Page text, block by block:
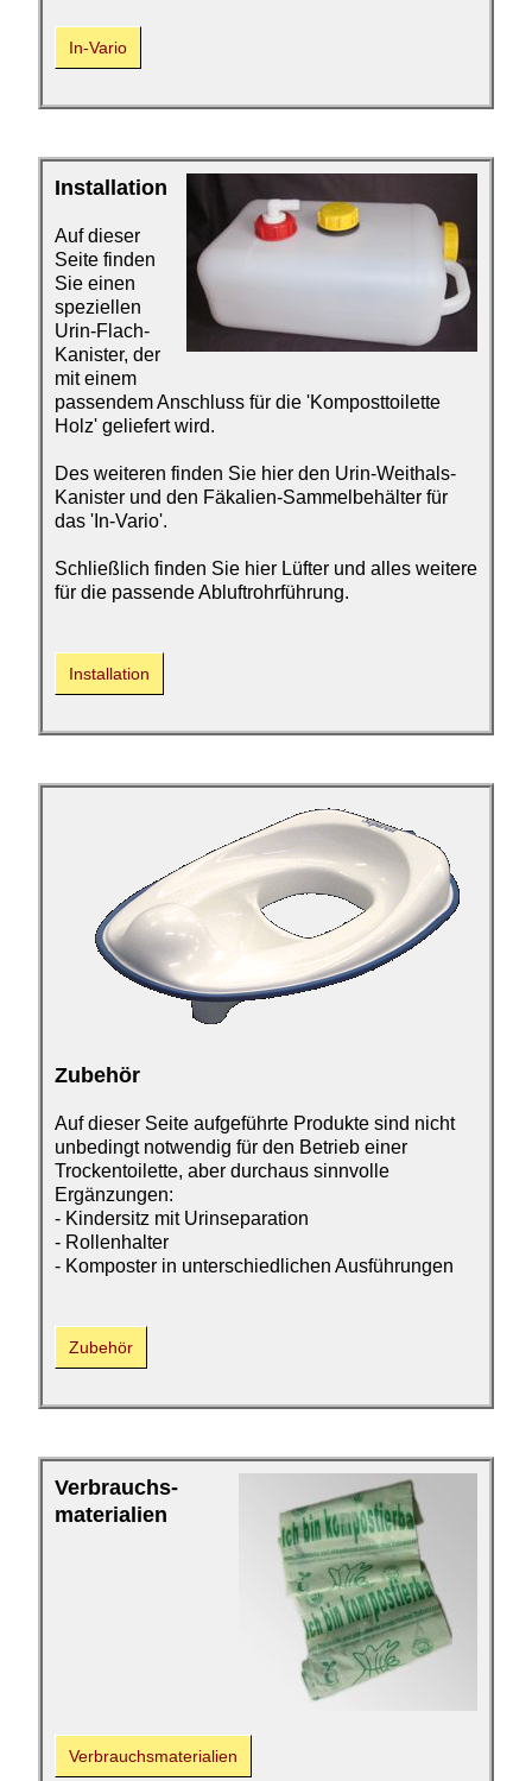
In-Vario
Installation
Auf dieser
Seite finden
Sie einen
speziellen
Urin-Flach-
Kanister, der
mit einem
passendem Anschluss für die 'Komposttoilette
Holz' geliefert wird.
Des weiteren finden Sie hier den Urin-Weithals-
Kanister und den Fäkalien-Sammelbehälter für
das 'In-Vario'.
Schließlich finden Sie hier Lüfter und alles weitere
für die passende Abluftrohrführung.
Installation
Zubehör
Auf dieser Seite aufgeführte Produkte sind nicht
unbedingt notwendig für den Betrieb einer
Trockentoilette, aber durchaus sinnvolle
Ergänzungen:
- Kindersitz mit Urinseparation
- Rollenhalter
- Komposter in unterschiedlichen Ausführungen
Zubehör
Verbrauchs­
materialien
Verbrauchs­materialien